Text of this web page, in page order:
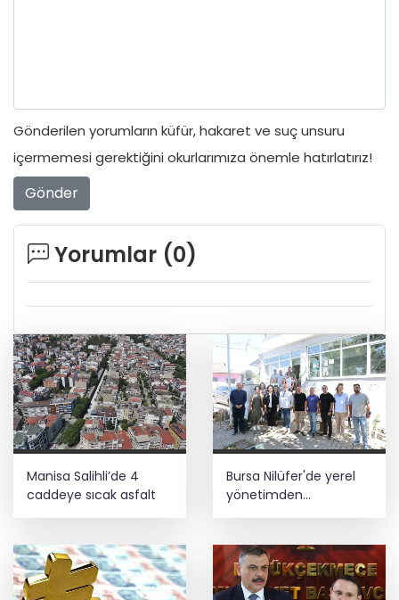
Gönderilen yorumların küfür, hakaret ve suç unsuru
içermemesi gerektiğini okurlarımıza önemle hatırlatırız!
Gönder
Yorumlar (0)
Manisa Salihli’de 4
caddeye sıcak asfalt
Bursa Nilüfer'de yerel
yönetimden
mahallelerde yerinde